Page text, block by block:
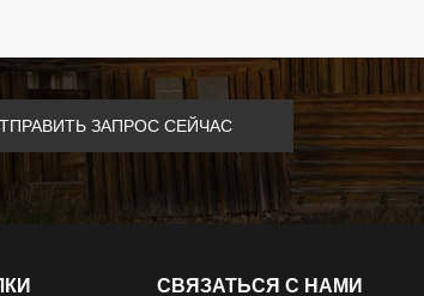
ЗАПРОС СЕЙЧАС
СВЯЗАТЬСЯ С НАМИ